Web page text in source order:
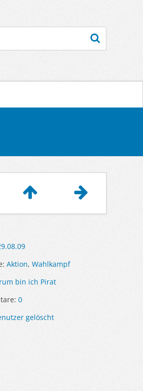
Aktion,Wahlkampf
bin ich Pirat
0
gelöscht